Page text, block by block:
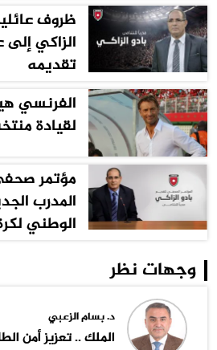
ظروف
الزاكي
تقديمه
الفرنسي
لقيادة
مؤتمر
المدرب
الوطني
وجهات نظر
د. بسام الزعبي
الملك .. تعزيز أمن الطاقة والغذاء